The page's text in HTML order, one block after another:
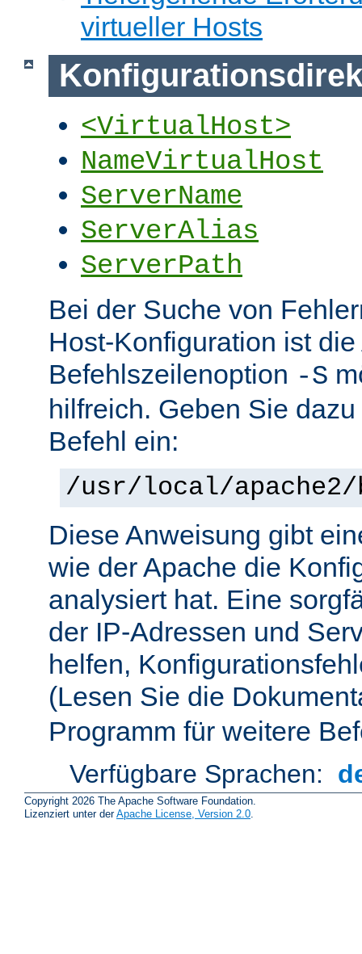
virtueller Hosts
<VirtualHost>
NameVirtualHost
ServerName
ServerAlias
ServerPath
Bei der Suche von
Host-Konfiguration ist
Befehlszeilenoption -S
hilfreich. Geben Sie
Befehl ein:
/usr/local/
Diese Anweisung gibt
wie der Apache die
analysiert hat. Eine
der IP-Adressen und
helfen,
(Lesen Sie die
Programm für weitere
Verfügbare Sprachen:
Copyright 2026 The Apache Software Foundation.
Lizenziert unter derApache License, Version 2.0.